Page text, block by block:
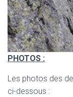
PHOTOS :
Les photos des
ci-dessous :